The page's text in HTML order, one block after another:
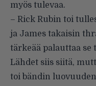
myös tulevaa.
– Rick Rubin toi
ja James takaisin
tärkeää palauttaa se
Lähdet siis siitä,
toi bändin